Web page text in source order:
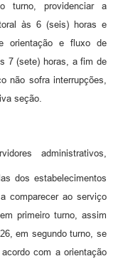
turno, providenciar a
às 6 (seis) horas e
orientação e fluxo de
7 (sete) horas, a fim de
não sofra interrupções,
seção.
administrativos,
dos estabelecimentos
comparecer ao serviço
primeiro turno, assim
em segundo turno, se
com a orientação